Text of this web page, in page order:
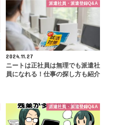
派遣社員・派遣登録Q&A
2024.11.27
ニートは正社員は無理でも派遣社
員になれる！仕事の探し方も紹介
派遣社員・派遣登録Q&A